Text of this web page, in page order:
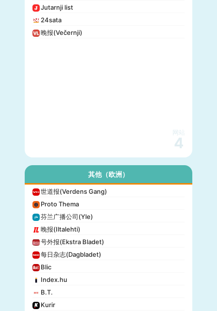
Jutarnji list
24sata
晚报(Večernji)
网站
4
其他（欧洲）
世道报(Verdens Gang)
Proto Thema
芬兰广播公司(Yle)
晚报(Iltalehti)
号外报(Ekstra Bladet)
每日杂志(Dagbladet)
Blic
Index.hu
B.T.
Kurir